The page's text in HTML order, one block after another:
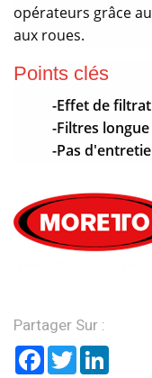
opérateurs grâce
aux roues.
Points clés
-Effet de
-Filtres
-Pas
Partager Sur :
Facebook
Twitter